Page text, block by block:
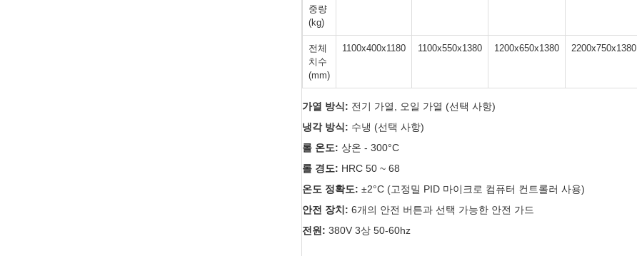
중량
(kg)
전체
치수
(mm)
1100x400x1180 1100x550x1380 1200x650x1380 2200x750x1380
가열 방식: 전기 가열, 오일 가열 (선택 사항)
냉각 방식: 수냉 (선택 사항)
롤 온도: 상온 - 300°C
롤 경도: HRC 50 ~ 68
온도 정확도: ±2°C (고정밀 PID 마이크로 컴퓨터 컨트롤러 사용)
안전 장치: 6개의 안전 버튼과 선택 가능한 안전 가드
전원: 380V 3상 50-60hz